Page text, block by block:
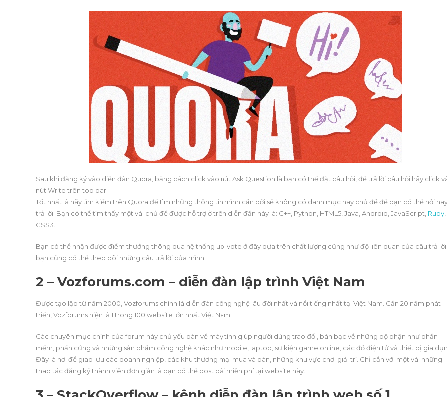
Sau khi đăng ký vào diễn đàn Quora, bằng cách click vào nút Ask Question là bạn có thể đặt câu hỏi, để trả lời câu hỏi hãy click
nút Write trên top bar.
Tốt nhất là hãy tìm kiếm trên Quora để tìm những thông tin mình cần bởi sẽ không có danh mục hay chủ đề để bạn có thể hỏi hay
trả lời. Bạn có thể tìm thấy một vài chủ đề được hỗ trợ ở trên diễn đần này là: C++, Python, HTML5, Java, Android, JavaScript, Ruby
CSS3.
Bạn có thể nhận được điểm thưởng thông qua hệ thống up-vote ở đây dựa trên chất lượng cũng như độ liên quan của câu trả lời,
bạn cũng có thể theo dõi những câu trả lời của mình.
2 – Vozforums.com – diễn đàn lập trình Việt Nam
Được tạo lập từ năm 2000, Vozforums chính là diễn đàn công nghệ lâu đời nhất và nổi tiếng nhất tại Việt Nam. Gần 20 năm phát
triển, Vozforums hiện là 1 trong 100 website lớn nhất Việt Nam.
Các chuyên mục chính của forum này chủ yếu bàn về máy tính giúp người dùng trao đổi, bàn bạc về những bộ phận như phần
mềm, phần cứng và những sản phẩm công nghệ khác như mobile, laptop, sự kiện game online, các đồ điện tử và thiết bị gia
Đây là nơi để giao lưu các doanh nghiệp, các khu thương mại mua và bán, những khu vực chơi giải trí. Chỉ cần với một vài những
thao tác đăng ký thành viên đơn giản là bạn có thể post bài miễn phí tại website này.